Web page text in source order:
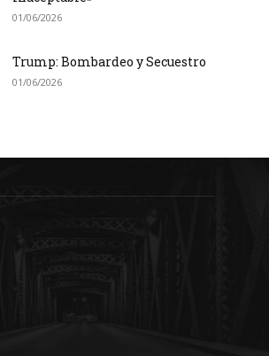
01/06/2026
Trump: Bombardeo y Secuestro
01/06/2026